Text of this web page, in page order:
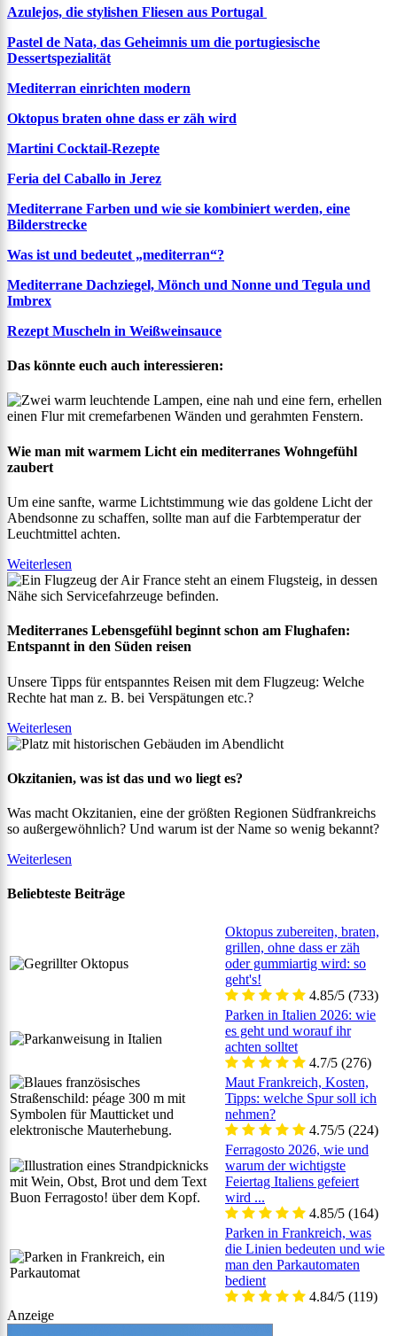
Azulejos, die stylishen Fliesen aus Portugal
Pastel de Nata, das Geheimnis um die portugiesische
Dessertspezialität
Mediterran einrichten modern
Oktopus braten ohne dass er zäh wird
Martini Cocktail-Rezepte
Feria del Caballo in Jerez
Mediterrane Farben und wie sie kombiniert werden, eine
Bilderstrecke
Was ist und bedeutet „mediterran“?
Mediterrane Dachziegel, Mönch und Nonne und Tegula und
Imbrex
Rezept Muscheln in Weißweinsauce
Das könnte euch auch interessieren:
Wie man mit warmem Licht ein mediterranes Wohngefühl
zaubert
Um eine sanfte, warme Lichtstimmung wie das goldene Licht der
Abendsonne zu schaffen, sollte man auf die Farbtemperatur der
Leuchtmittel achten.
Weiterlesen
Mediterranes Lebensgefühl beginnt schon am Flughafen:
Entspannt in den Süden reisen
Unsere Tipps für entspanntes Reisen mit dem Flugzeug: Welche
Rechte hat man z. B. bei Verspätungen etc.?
Weiterlesen
Okzitanien, was ist das und wo liegt es?
Was macht Okzitanien, eine der größten Regionen Südfrankreichs
so außergewöhnlich? Und warum ist der Name so wenig bekannt?
Weiterlesen
Beliebteste Beiträge
Oktopus zubereiten, braten,
grillen, ohne dass er zäh
oder gummiartig wird: so
geht's!
4.85/5 (733)
Parken in Italien 2026: wie
es geht und worauf ihr
achten solltet
4.7/5 (276)
Maut Frankreich, Kosten,
Tipps: welche Spur soll ich
nehmen?
4.75/5 (224)
Ferragosto 2026, wie und
warum der wichtigste
Feiertag Italiens gefeiert
wird ...
4.85/5 (164)
Parken in Frankreich, was
die Linien bedeuten und wie
man den Parkautomaten
bedient
4.84/5 (119)
Anzeige